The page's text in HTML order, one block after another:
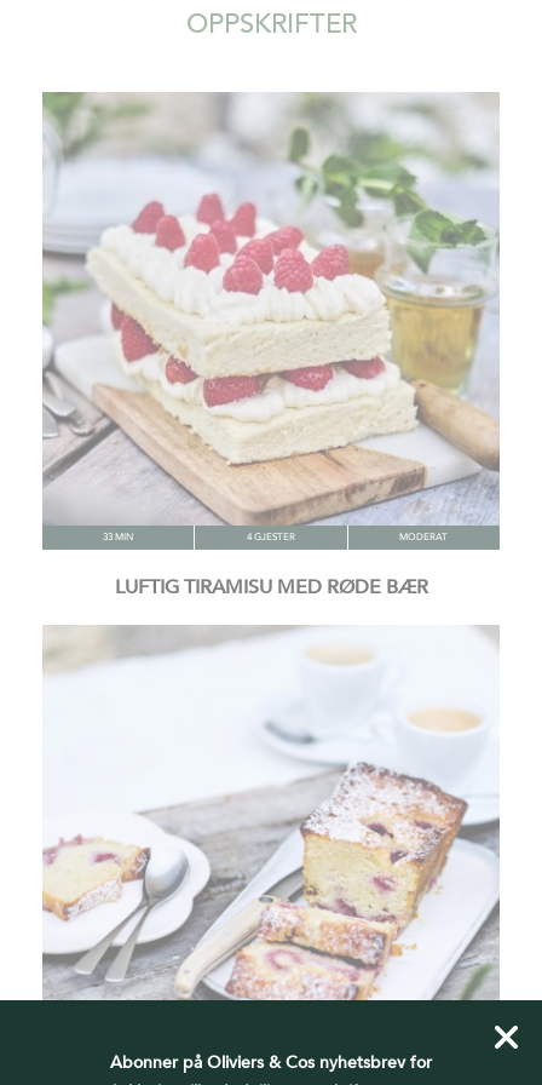
Abonner på Oliviers & Cos nyhetsbrev for
under produksjonsprosessen. Dens eddik er garantert
100 % naturlig, uten fargestoffer, konserveringsmidler
OPPSKRIFTER
33 MIN 4 GJESTER MODERAT
LUFTIG TIRAMISU MED RØDE BÆR
65 MIN 4 GJESTER LETT